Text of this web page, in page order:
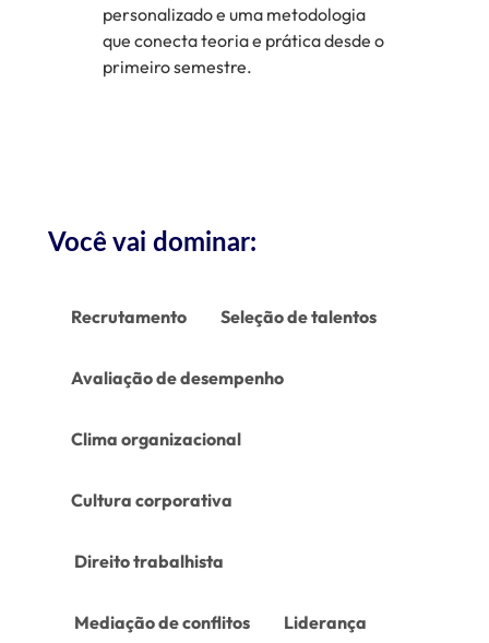
personalizado e uma metodologia
que conecta teoria e prática desde o
primeiro semestre.
Você vai dominar:
Recrutamento Seleção de talentos
Avaliação de desempenho
Clima organizacional
Cultura corporativa
Direito trabalhista
Mediação de conflitos Liderança